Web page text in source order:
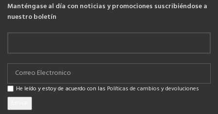
Manténgase al día con noticias y promociones suscribiéndose a
nuestro boletín
He leído y estoy de acuerdo con las Políticas de cambios y devoluciones